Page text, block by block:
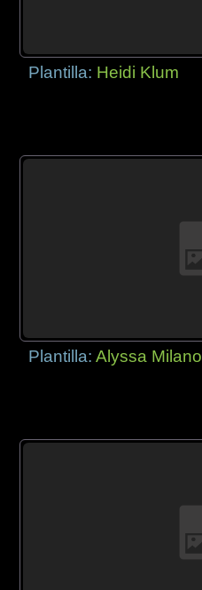
Plantilla: Heidi Klum
Plantilla:Alyssa Milano